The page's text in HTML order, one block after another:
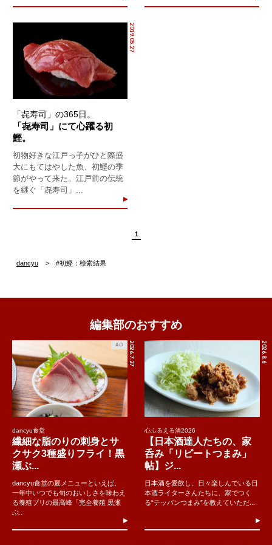
2019.05.27
「㐂寿司」の365日。
「㐂寿司」にて心躍る初
鰹。
初物好きな江戸っ子がひと際盛
大にもてはやした魚、初鰹の季
節がやって来た。江戸前の伝統
を継ぐ「㐂寿司」...
1
dancyu #初鰹：検索結果
編集部のおすすめ
2026.7.27
AD
dancyu食堂
繊細な脂のりの刺身とサ
クサク3種盛りフライ！黒
瀬ぶ...
dancyu食堂の夏メニューといえば、
一年中いつでも旬のおいしさを味わえ
る養殖ブリの最高峰「完全養殖 黒瀬
ぶ..
2026.8.6
心ふるえる酒2026
【日本酒達人たちの、家
呑み「リピートつまみ」
帖】ジ...
日本酒を愛飲し、日々楽しんでいる日
本酒ライターさんたちに、家でつく
る“テッパンつまみ”を教えていただ...